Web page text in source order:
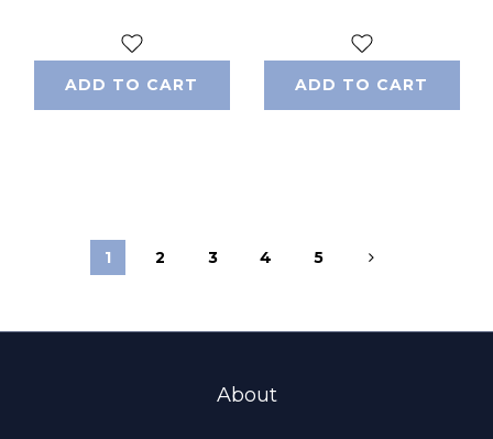
ADD TO CART ADD TO CART
1 2 3 4 5
About